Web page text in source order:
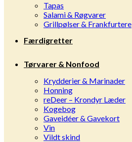
Tapas
Salami & Røgvarer
Grillpølser & Frankfurtere
Færdigretter
Tørvarer & Nonfood
Krydderier & Marinader
Honning
reDeer – Krondyr Læder
Kogebog
Gaveidéer & Gavekort
Vin
Vildt skind